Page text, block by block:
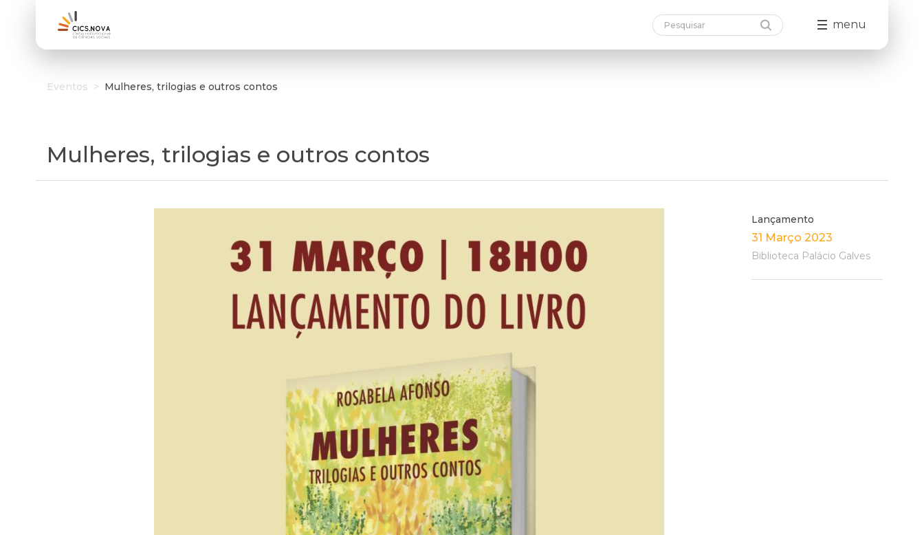
menu
Eventos > Mulheres, trilogias e outros contos
Mulheres, trilogias e outros contos
Lançamento
31 Março 2023
Biblioteca Palácio Galves